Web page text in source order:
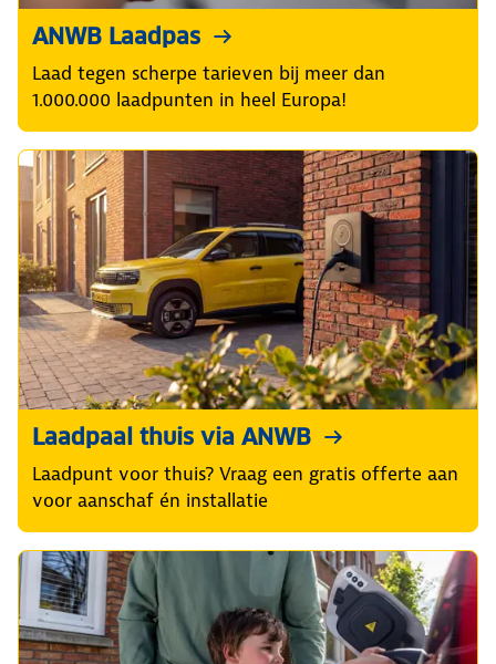
ANWB Laadpas
Laad tegen scherpe tarieven bij meer dan
1.000.000 laadpunten in heel Europa!